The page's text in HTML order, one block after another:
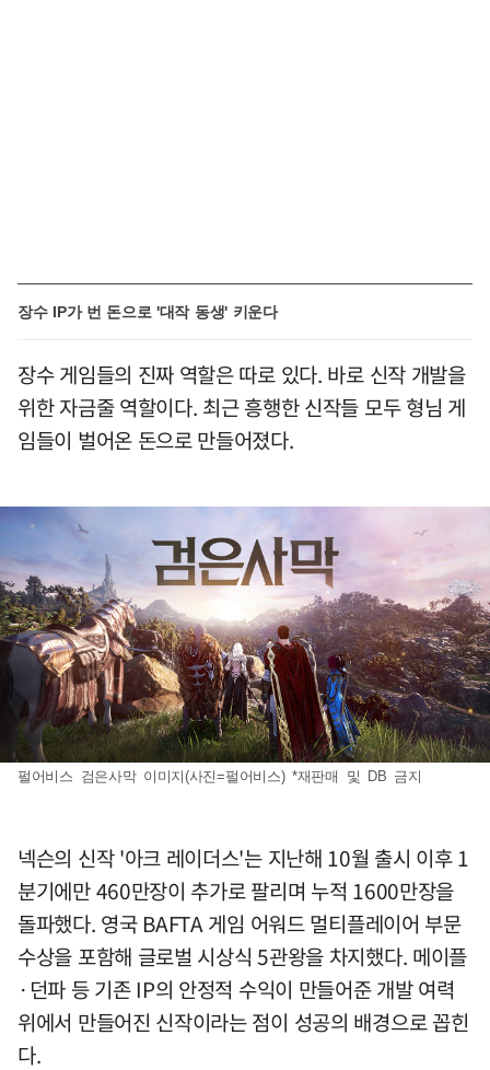
장수 IP가 번 돈으로 '대작 동생' 키운다
장수 게임들의 진짜 역할은 따로 있다. 바로 신작 개발을
위한 자금줄 역할이다. 최근 흥행한 신작들 모두 형님 게
임들이 벌어온 돈으로 만들어졌다.
펄어비스 검은사막 이미지(사진=펄어비스) *재판매 및 DB 금지
넥슨의 신작 '아크 레이더스'는 지난해 10월 출시 이후 1
분기에만 460만장이 추가로 팔리며 누적 1600만장을
돌파했다. 영국 BAFTA 게임 어워드 멀티플레이어 부문
수상을 포함해 글로벌 시상식 5관왕을 차지했다. 메이플
·던파 등 기존 IP의 안정적 수익이 만들어준 개발 여력
위에서 만들어진 신작이라는 점이 성공의 배경으로 꼽힌
다.